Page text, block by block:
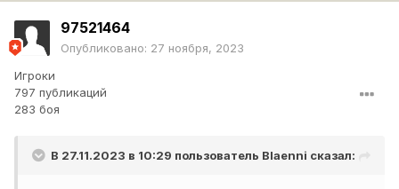
97521464
Опубликовано: 27 ноября, 2023
Игроки
797 публикаций
283 боя
В 27.11.2023 в 10:29 пользователь Blaenni сказал: